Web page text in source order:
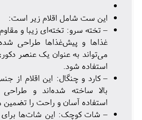
این ست شامل اقلام زیر است:
– تخته سرو: تخته‌ای زیبا و
غذاها و پیش‌غذاها طراحی
می‌تواند به عنوان یک عنصر
استفاده شود.
– کارد و چنگال: این اقلام از
بالا ساخته شده‌اند و طراحی
استفاده آسان و راحت را تضمین
– شات کوچک: این شات‌ها